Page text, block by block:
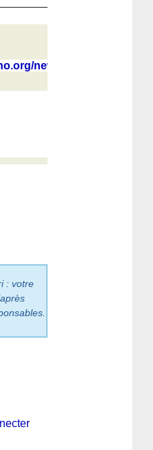
news/intern...
: votre